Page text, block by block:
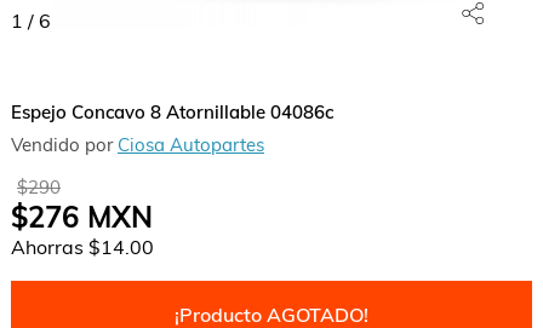
1 / 6
Espejo Concavo 8 Atornillable 04086c
Vendido por Ciosa Autopartes
$290
$276MXN
Ahorras $14.00
¡Producto AGOTADO!